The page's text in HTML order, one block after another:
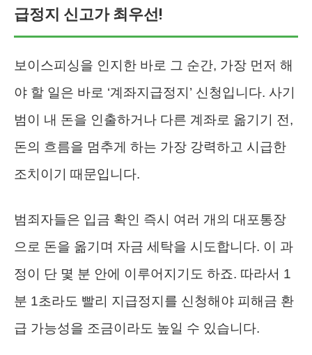
급정지 신고가 최우선!
보이스피싱을 인지한 바로 그 순간, 가장 먼저 해
야 할 일은 바로 ‘계좌지급정지’ 신청입니다. 사기
범이 내 돈을 인출하거나 다른 계좌로 옮기기 전,
돈의 흐름을 멈추게 하는 가장 강력하고 시급한
조치이기 때문입니다.
범죄자들은 입금 확인 즉시 여러 개의 대포통장
으로 돈을 옮기며 자금 세탁을 시도합니다. 이 과
정이 단 몇 분 안에 이루어지기도 하죠. 따라서 1
분 1초라도 빨리 지급정지를 신청해야 피해금 환
급 가능성을 조금이라도 높일 수 있습니다.